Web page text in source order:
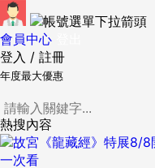
會員中心
登入 / 註冊
年度最大優惠
熱搜內容